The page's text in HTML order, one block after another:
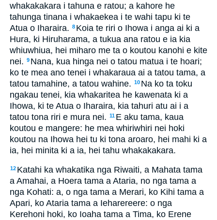
whakakakara i tahuna e ratou; a kahore he
tahunga tinana i whakaekea i te wahi tapu ki te
Atua o Iharaira. 8 Koia te riri o Ihowa i anga ai ki a
Hura, ki Hiruharama, a tukua ana ratou e ia kia
whiuwhiua, hei miharo me ta o koutou kanohi e kite
nei. 9 Nana, kua hinga nei o tatou matua i te hoari;
ko te mea ano tenei i whakaraua ai a tatou tama, a
tatou tamahine, a tatou wahine. 10 Na ko ta toku
ngakau tenei, kia whakaritea he kawenata ki a
Ihowa, ki te Atua o Iharaira, kia tahuri atu ai i a
tatou tona riri e mura nei. 11 E aku tama, kaua
koutou e mangere: he mea whiriwhiri nei hoki
koutou na Ihowa hei tu ki tona aroaro, hei mahi ki a
ia, hei minita ki a ia, hei tahu whakakakara.
12 Katahi ka whakatika nga Riwaiti, a Mahata tama
a Amahai, a Hoera tama a Ataria, no nga tama a
nga Kohati: a, o nga tama a Merari, ko Kihi tama a
Apari, ko Ataria tama a Ieharereere: o nga
Kerehoni hoki, ko Ioaha tama a Tima, ko Erene